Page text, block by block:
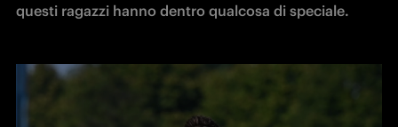
questi ragazzi hanno dentro qualcosa di speciale.